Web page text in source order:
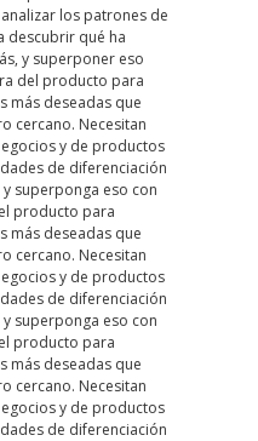
los patrones de
descubrir qué ha
y superponer eso
del producto para
más deseadas que
cercano. Necesitan
y de productos
de diferenciación
superponga eso con
producto para
más deseadas que
cercano. Necesitan
y de productos
de diferenciación
superponga eso con
producto para
más deseadas que
cercano. Necesitan
y de productos
de diferenciación